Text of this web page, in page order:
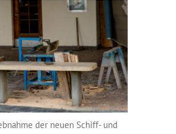
der neuen Schiff- und